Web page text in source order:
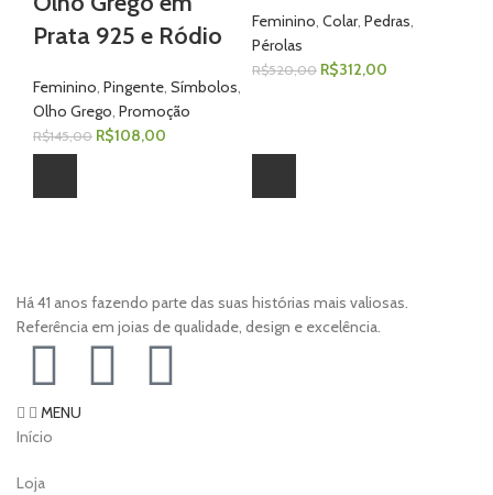
Prata 925 e Ródio
Feminino, Pingente, Símbolos,
Olho Grego, Promoção
R$145,00 R$108,00
Feminino, Colar, Pedras,
Pérolas
R$520,00 R$312,00
Há 41 anos fazendo parte das suas histórias mais valiosas.
Referência em joias de qualidade, design e excelência.
MENU
Início
Loja